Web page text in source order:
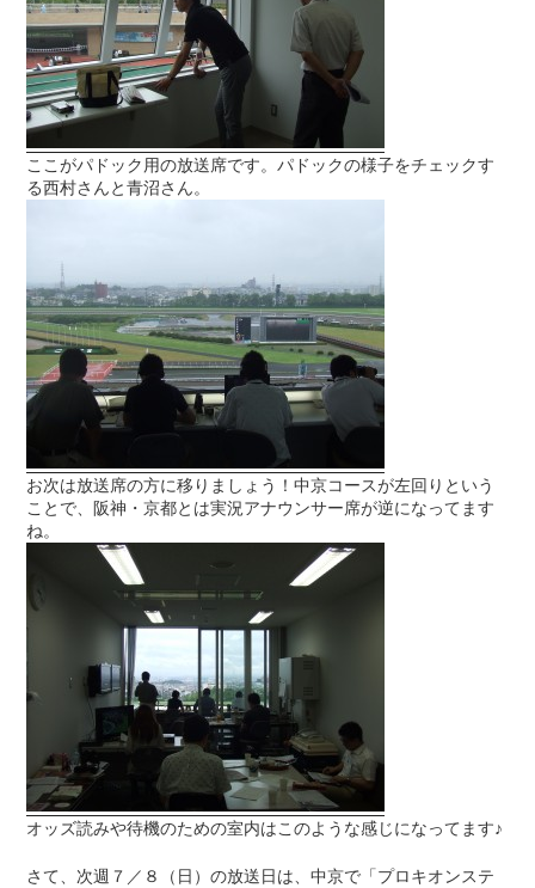
ここがパドック用の放送席です。パドックの様子をチェックす
る西村さんと青沼さん。
お次は放送席の方に移りましょう！中京コースが左回りという
ことで、阪神・京都とは実況アナウンサー席が逆になってます
ね。
オッズ読みや待機のための室内はこのような感じになってます♪
さて、次週７／８（日）の放送日は、中京で「プロキオンステ